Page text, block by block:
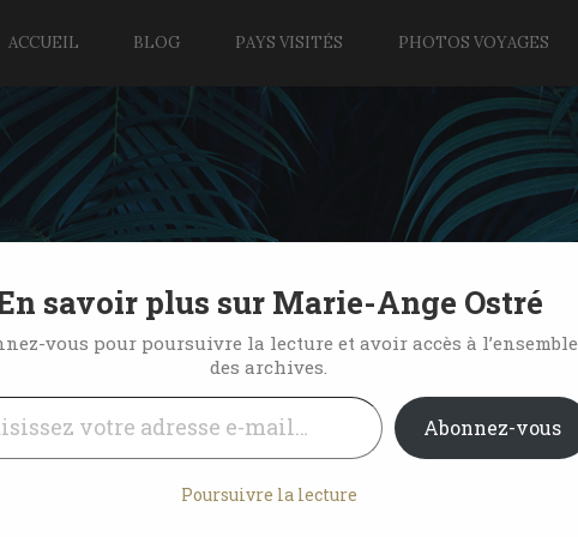
ACCUEIL BLOG PAYS VISITÉS PHOTOS VOYAGES
havre de paix
No Comments
savoir plus sur Marie-Ange Ostré
vous pour poursuivre la lecture et avoir accès à l’ensemble
des archives.
Abonnez-vous
Poursuivre la lecture